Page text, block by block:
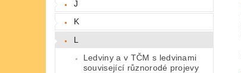
J
K
L
Ledviny a v TČM s ledvinami
související různorodé projevy